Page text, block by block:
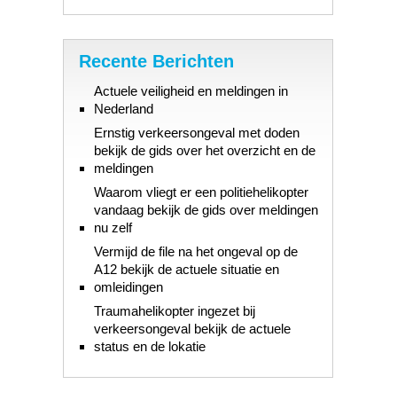
Recente Berichten
Actuele veiligheid en meldingen in
Nederland
Ernstig verkeersongeval met doden
bekijk de gids over het overzicht en de
meldingen
Waarom vliegt er een politiehelikopter
vandaag bekijk de gids over meldingen
nu zelf
Vermijd de file na het ongeval op de
A12 bekijk de actuele situatie en
omleidingen
Traumahelikopter ingezet bij
verkeersongeval bekijk de actuele
status en de lokatie